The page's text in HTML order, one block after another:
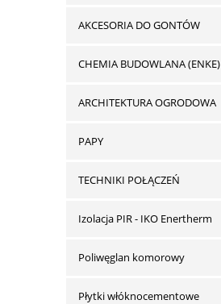
AKCESORIA DO GONTÓW
CHEMIA BUDOWLANA (ENKE)
ARCHITEKTURA OGRODOWA
PAPY
TECHNIKI POŁĄCZEŃ
Izolacja PIR - IKO Enertherm
Poliwęglan komorowy
Płytki włóknocementowe